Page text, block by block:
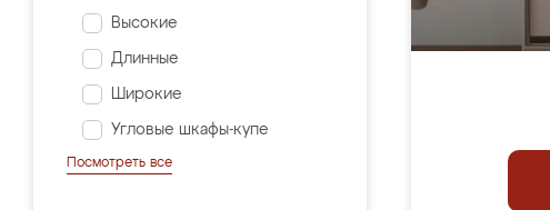
Высокие
Длинные
Широкие
Угловые шкафы-купе
Посмотреть все